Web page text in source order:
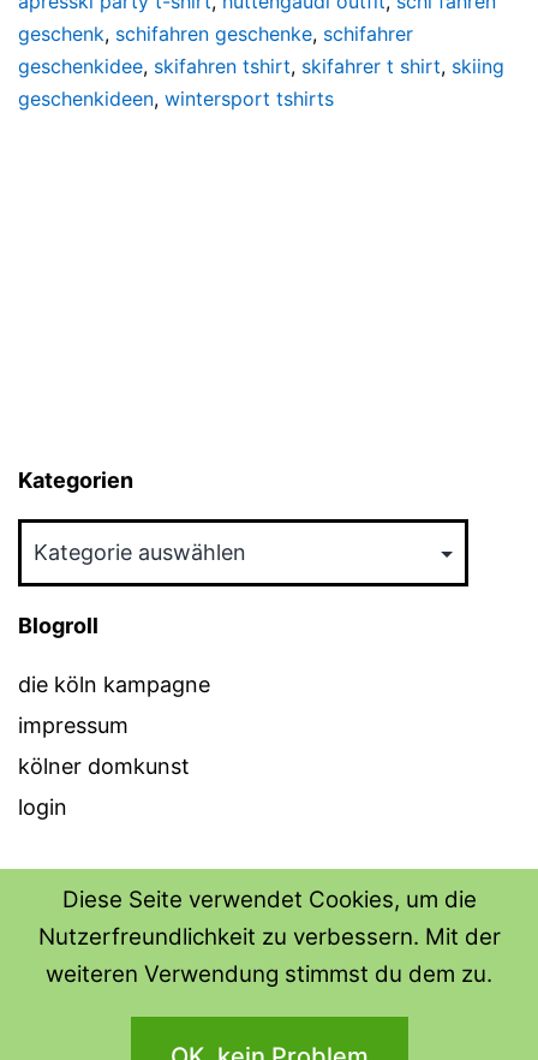
geschenk, schifahren geschenke, schifahrer
geschenkidee, skifahren tshirt, skifahrer t shirt, skiing
geschenkideen, wintersport tshirts
Kategorien
Blogroll
die köln kampagne
impressum
kölner domkunst
login
THE SHIRT SHOPS
Datenschutzerklärung
Diese Seite verwendet Cookies, um die
Nutzerfreundlichkeit zu verbessern. Mit der
weiteren Verwendung stimmst du dem zu.